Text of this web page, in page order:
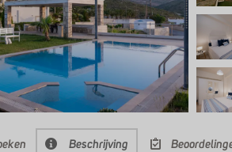
Beschrijving